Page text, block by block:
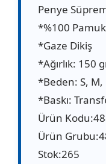
Penye
*%100 Pamuk
*Gaze Dikiş
*Ağırlık: 150
*Beden: S, M,
*Baskı:
Ürün
Ürün
Stok:265